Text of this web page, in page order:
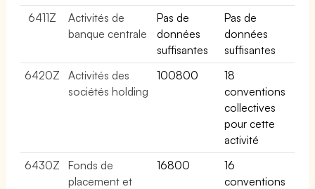
6411Z
Activités de
banque centrale
Pas de
données
suffisantes
Pas de
données
suffisantes
6420Z
Activités des
sociétés holding
100800
18
conventions
collectives
pour cette
activité
6430Z
Fonds de
placement et
16800
16
conventions